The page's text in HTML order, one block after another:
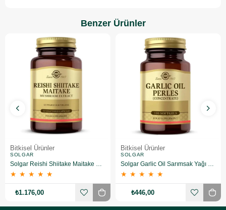
Benzer Ürünler
Bitkisel Ürünler
SOLGAR
Solgar Reishi Shiitake Maitake Mushroom Extract 50 Kapsül
★ ★ ★ ★ ★
₺1.176,00
Bitkisel Ürünler
SOLGAR
Solgar Garlic Oil Sarımsak Yağı 100 Kapsül
★ ★ ★ ★ ★
₺446,00